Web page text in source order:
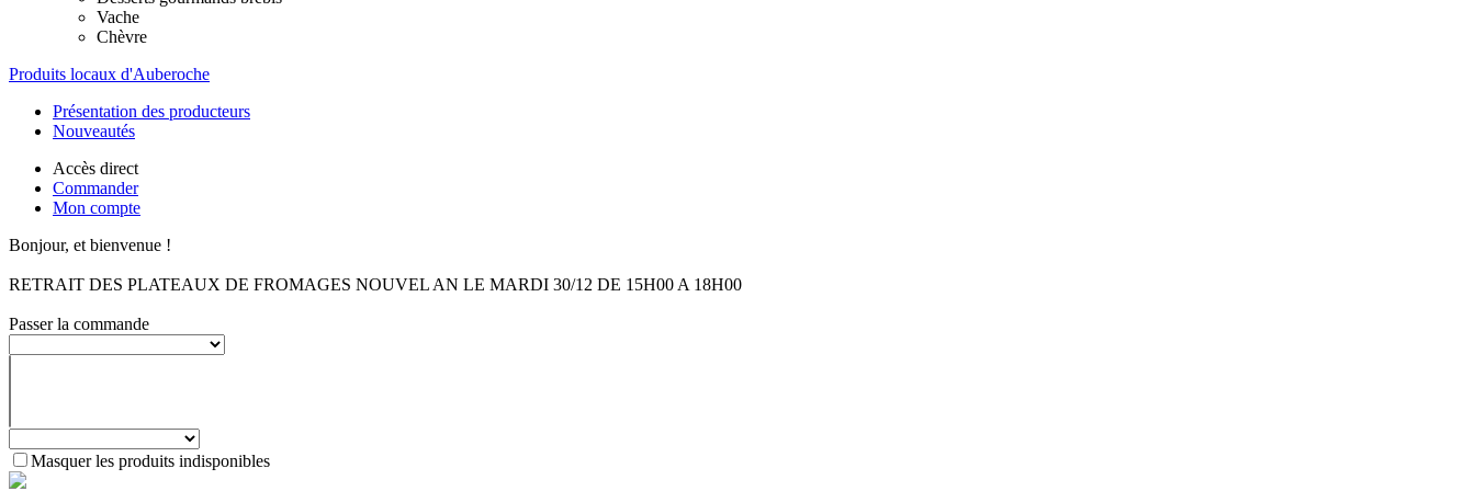
Vache
Chèvre
Produits locaux d'Auberoche
Présentation des producteurs
Nouveautés
Accès direct
Commander
Mon compte
Bonjour, et bienvenue !
RETRAIT DES PLATEAUX DE FROMAGES NOUVEL AN LE MARDI 30/12 DE 15H00 A 18H00
Passer la commande
Masquer les produits indisponibles